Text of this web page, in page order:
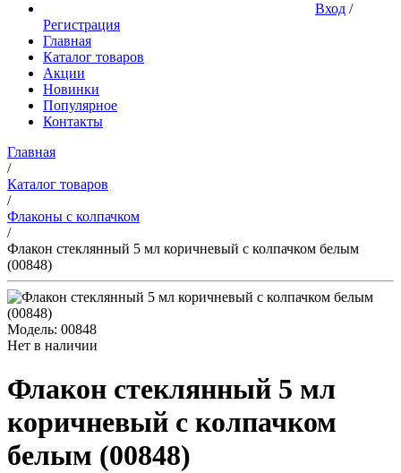
Вход /
Регистрация
Главная
Каталог товаров
Акции
Новинки
Популярное
Контакты
Главная
/
Каталог товаров
/
Флаконы с колпачком
/
Флакон стеклянный 5 мл коричневый с колпачком белым
(00848)
Модель: 00848
Нет в наличии
Флакон стеклянный 5 мл
коричневый с колпачком
белым (00848)